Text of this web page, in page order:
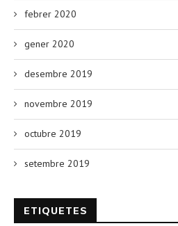
febrer 2020
gener 2020
desembre 2019
novembre 2019
octubre 2019
setembre 2019
ETIQUETES